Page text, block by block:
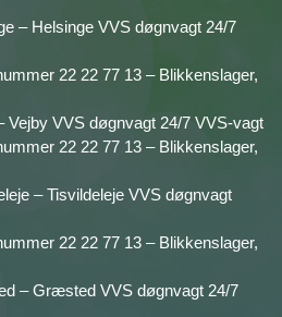
– Helsinge VVS døgnvagt 24/7
22 22 77 13 – Blikkenslager,
Vejby VVS døgnvagt 24/7 VVS-vagt
22 22 77 13 – Blikkenslager,
– Tisvildeleje VVS døgnvagt
22 22 77 13 – Blikkenslager,
– Græsted VVS døgnvagt 24/7